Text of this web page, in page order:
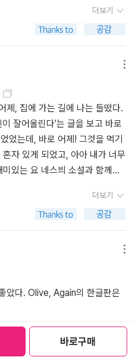
바로구매
싶었던 게 아닐까 생각됩니
다는 건 언제나 흥분되는 일입
급되는 '해리 홀레'가 유명해진
지 더해져서 더 흥분되었습니다.
'Cockroaches'는 가장 늦게 번
이가 아니라서 인듯합니다.) 자
성직자, 게이 등 여러 설정들을
범죄소설 속에서 쉽게 볼 수 있
응하지 않는 외톨이인 캐릭터로
릭터로 성장시킵니다. 가끔은
보이기도 했지만, 언제부터 알
심각한 '해리'가 자신에게 벌을
겪는 작품 속의 그를 보니, 앞
알고 있는 저로서는 읽는 내내
은 연봉의 증권 중개인으로 생
을 세울 정도로 잘 나가는 밴드
일리아에서 에세이를 써달라고
뵈'는 전형적으로 많은 재주를
두를 성공적으로 밥벌이에 이
수줍게 데이트 신청을 하고 자
는 풋풋한 사랑에 빠진 해리도
도 모르겠네요. 해리홀레에 홀릭
책 '박쥐'를 꼭 읽어보시라고 권
리의 모습이 새로운 매력으로
까. 어떻게든 그를 낯설게 만들
. ‘사제’와 ‘게이’로까지 설정해
제투성이의 형사가 탄생했다. 그
았다.”(작가의 말 中)​
더 화나게 한다. 그런 어린 시
둘 사이는 연락도 없이 냉랭했
당신 괜찮냐는 레슬리의 말에
부유한 애인년은 어떻게 지냈
놀랐다. '나의 부유한 애인
모르겠지만, 이런 느낌이라면
한 애인년'이라는 건 상대를 비
'를 알고 뭔가 가슴에 누르고 있
화시킬 수 있을까? 그는 그렇게
'이라는 단어도 '나의'라는 단어
다 애정을 담은 표현 아닐까?
각했을 것이다. 응 '나의'를 붙
기보다는 내가 직접 겪는다면
어떤 반응을 보일지 생각해볼 수
라고 나는 레슬리가 당한 일앞
사랑하는 사람이 나에게 저렇
던 남자를 대입해 똑같은 상황
었는데,그런데,그렇다고 '헤어
말을 내게 했다는 사실을 계속
더보기
제, 집에 가는 길에 나는 들떴다.
잘어울린다'는 글을 보고 바로
었는데, 바로 어제! 그것을 먹기
자 있게 되었고, 아아 내가 너무
있는 요 네스븨 소설과 함께라
순대를 꺼내 시키는대로 끓는물
고 와인을 따라서 쨘-으하하하
따뜻한 순대와 와인을 먹으면서
내가 와인의 맛을 잘 모르는
잘 어울리는지는 잘 모르겠지
것 같았다. 여튼 그렇게 요 네
은 이래서 재미있어, 하는 부분
감각. 그러니까 시종일관 웃기
가 책을 읽다가 피식 웃는거다. 어
상사인 군나르 하겐에게 콩고
는 장면이 있었다.'그런데 사실
더보기
았다. Olive, Again의 한글판은